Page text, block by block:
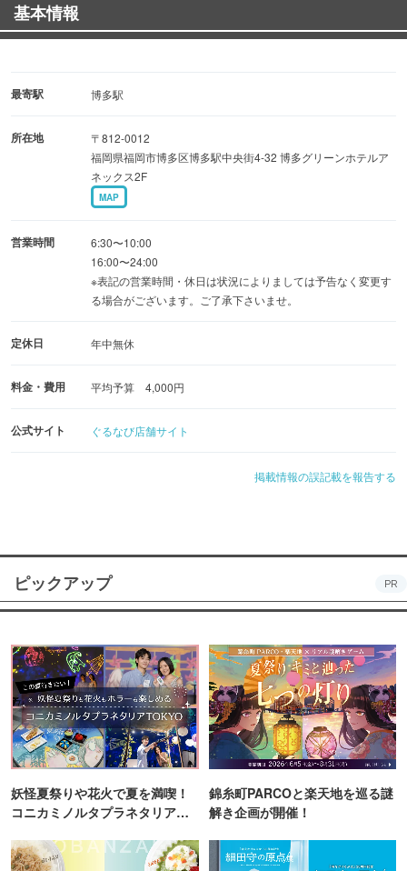
も多数ご用意しています。
は、まろやかで奥深い味わい。活気がありながらも落ち着
ごしください。
◆ご家族や友人との食事から、会社の宴会まで様々なシー
ください。
基本情報
最寄駅 博多駅
所在地
〒812-0012
福岡県福岡市博多区博多駅中央街4-32 博多グリーンホテルア
ネックス2F
MAP
営業時間
6:30〜10:00
16:00〜24:00
※表記の営業時間・休日は状況によりましては予告なく変更す
る場合がございます。ご了承下さいませ。
定休日 年中無休
料金・費用 平均予算 4,000円
公式サイト ぐるなび店舗サイト
掲載情報の誤記載を報告する
ピックアップ PR
妖怪夏祭りや花火で夏を満喫！
コニカミノルタプラネタリア
錦糸町PARCOと楽天地を巡る謎
解き企画が開催！